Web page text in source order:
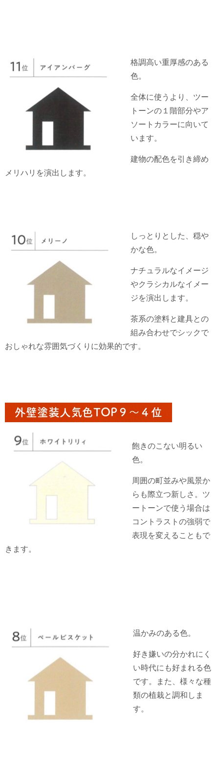
格調高い重厚感のある
色。
全体に使うより、ツー
トーンの１階部分やア
ソートカラーに向いて
います。
建物の配色を引き締め
メリハリを演出します。
しっとりとした、穏や
かな色。
ナチュラルなイメージ
やクラシカルなイメー
ジを演出します。
茶系の塗料と建具との
組み合わせでシックで
おしゃれな雰囲気づくりに効果的です。
外壁塗装人気色TOP９〜４位
飽きのこない明るい
色。
周囲の町並みや風景か
らも際立つ新しさ。ツ
ートーンで使う場合は
コントラストの強弱で
表現を変えることもで
きます。
温かみのある色。
好き嫌いの分かれにく
い時代にも好まれる色
です。また、様々な種
類の植栽と調和しま
す。